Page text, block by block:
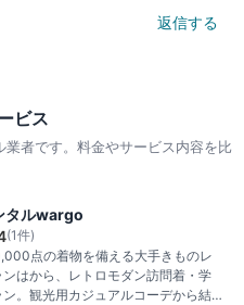
返信する
ビス
者です。料金やサービス内容を比
タルwargo
(1件)
点の着物を備える大手きものレ
はから、レトロモダン訪問着・学
。観光用カジュアルコーデから結